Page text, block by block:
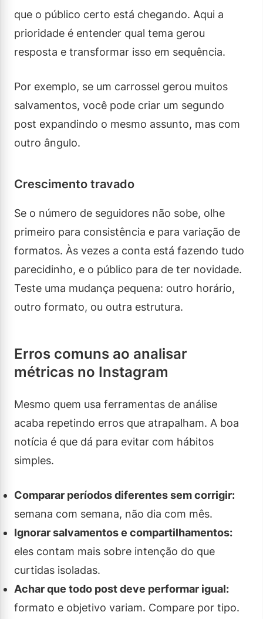
que o público certo está chegando. Aqui a
prioridade é entender qual tema gerou
resposta e transformar isso em sequência.
Por exemplo, se um carrossel gerou muitos
salvamentos, você pode criar um segundo
post expandindo o mesmo assunto, mas com
outro ângulo.
Crescimento travado
Se o número de seguidores não sobe, olhe
primeiro para consistência e para variação de
formatos. Às vezes a conta está fazendo tudo
parecidinho, e o público para de ter novidade.
Teste uma mudança pequena: outro horário,
outro formato, ou outra estrutura.
Erros comuns ao analisar
métricas no Instagram
Mesmo quem usa ferramentas de análise
acaba repetindo erros que atrapalham. A boa
notícia é que dá para evitar com hábitos
simples.
Comparar períodos diferentes sem corrigir:
semana com semana, não dia com mês.
Ignorar salvamentos e compartilhamentos:
eles contam mais sobre intenção do que
curtidas isoladas.
Achar que todo post deve performar igual:
formato e objetivo variam. Compare por tipo.